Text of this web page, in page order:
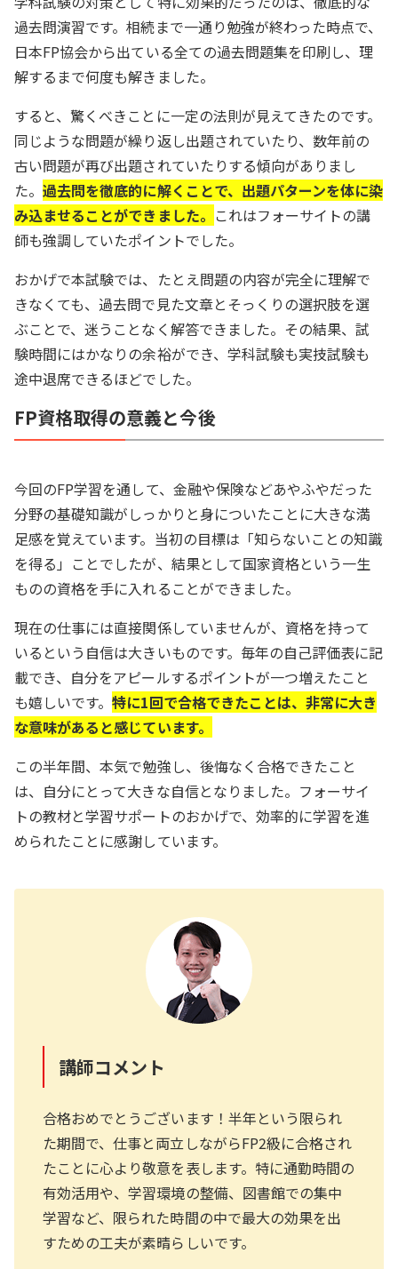
過去問演習です。相続まで一通り勉強が終わった時点で、
日本FP協会から出ている全ての過去問題集を印刷し、理
解するまで何度も解きました。
すると、驚くべきことに一定の法則が見えてきたのです。
同じような問題が繰り返し出題されていたり、数年前の
古い問題が再び出題されていたりする傾向がありまし
た。過去問を徹底的に解くことで、出題パターンを体に染
み込ませることができました。 これはフォーサイトの講
師も強調していたポイントでした。
おかげで本試験では、たとえ問題の内容が完全に理解で
きなくても、過去問で見た文章とそっくりの選択肢を選
ぶことで、迷うことなく解答できました。その結果、試
験時間にはかなりの余裕ができ、学科試験も実技試験も
途中退席できるほどでした。
FP資格取得の意義と今後
今回のFP学習を通して、金融や保険などあやふやだった
分野の基礎知識がしっかりと身についたことに大きな満
足感を覚えています。当初の目標は「知らないことの知識
を得る」ことでしたが、結果として国家資格という一生
ものの資格を手に入れることができました。
現在の仕事には直接関係していませんが、資格を持って
いるという自信は大きいものです。毎年の自己評価表に記
載でき、自分をアピールするポイントが一つ増えたこと
も嬉しいです。特に1回で合格できたことは、非常に大き
な意味があると感じています。
この半年間、本気で勉強し、後悔なく合格できたこと
は、自分にとって大きな自信となりました。フォーサイ
トの教材と学習サポートのおかげで、効率的に学習を進
められたことに感謝しています。
講師コメント
合格おめでとうございます！半年という限られ
た期間で、仕事と両立しながらFP2級に合格され
たことに心より敬意を表します。特に通勤時間の
有効活用や、学習環境の整備、図書館での集中
学習など、限られた時間の中で最大の効果を出
すための工夫が素晴らしいです。